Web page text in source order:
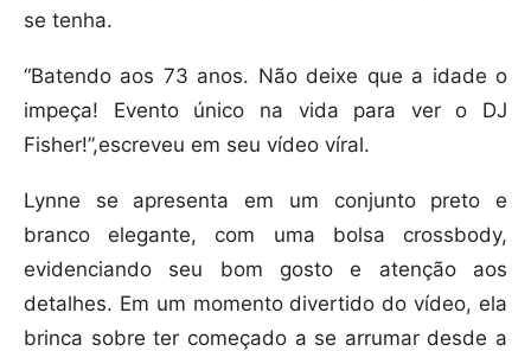
se tenha.
“Batendo aos 73 anos. Não deixe que a idade o
impeça! Evento único na vida para ver o DJ
Fisher!”,escreveu em seu vídeo víral.
Lynne se apresenta em um conjunto preto e
branco elegante, com uma bolsa crossbody,
evidenciando seu bom gosto e atenção aos
detalhes. Em um momento divertido do vídeo, ela
brinca sobre ter começado a se arrumar desde a